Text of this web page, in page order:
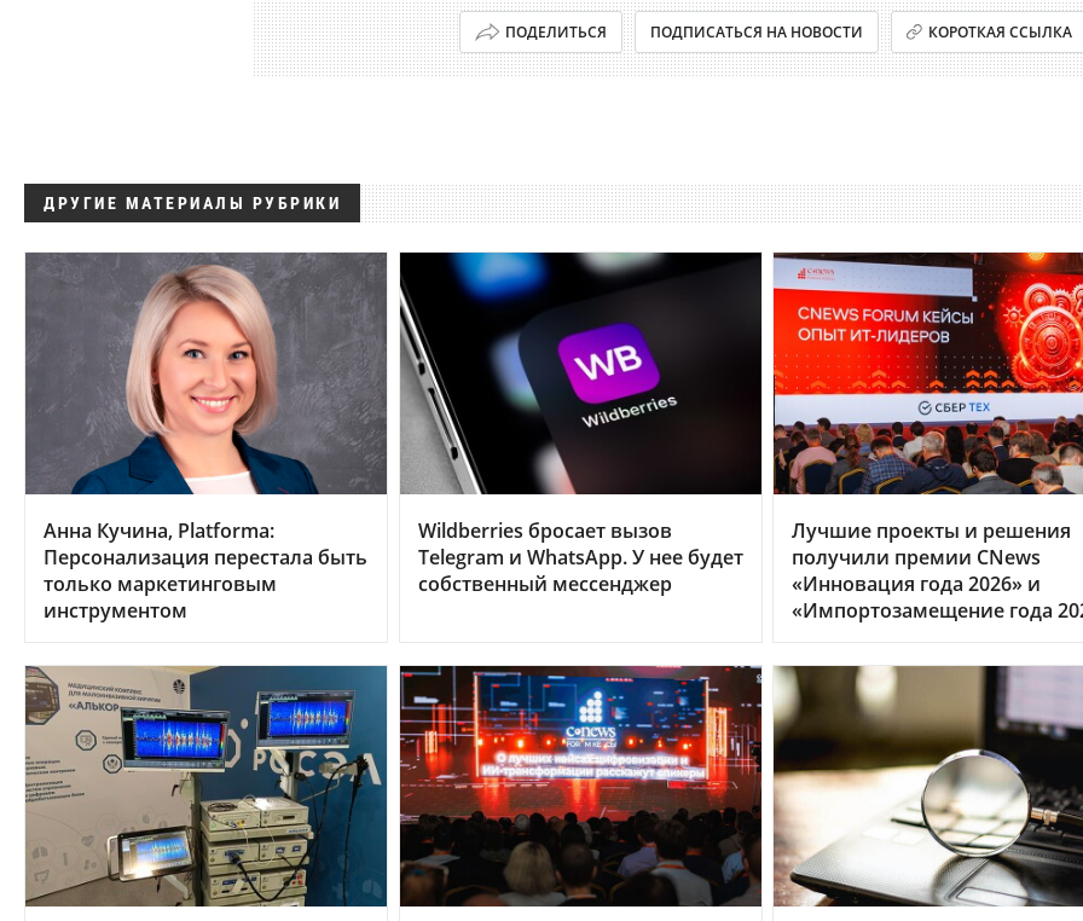
ПОДЕЛИТЬСЯ ПОДПИСАТЬСЯ НА НОВОСТИ КОРОТКАЯ ССЫЛКА
ДРУГИЕ МАТЕРИАЛЫ РУБРИКИ
Анна Кучина, Platforma:
Персонализация перестала быть
только маркетинговым
инструментом
Wildberries бросает вызов
Telegram и WhatsApp. У нее будет
собственный мессенджер
Лучшие проекты и решения
получили премии CNews
«Инновация года 2026» и
«Импортозамещение года